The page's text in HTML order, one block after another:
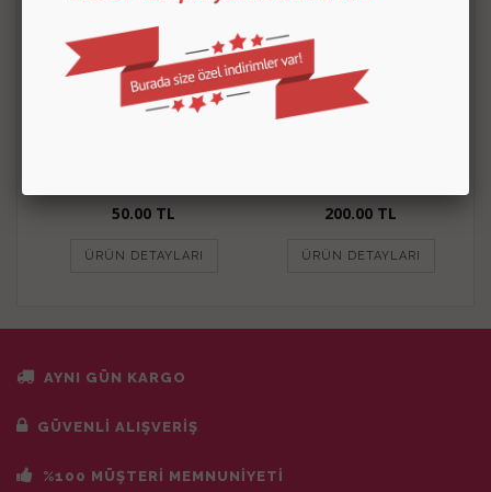
50.00 TL
ÜRÜN DETAYLARI
200.00 TL
ÜRÜN DETAYLARI
AYNI GÜN KARGO
GÜVENLİ ALIŞVERİŞ
%100 MÜŞTERİ MEMNUNİYETİ